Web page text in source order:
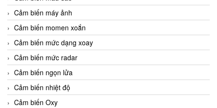
Cảm biến máy ảnh
Cảm biến momen xoắn
Cảm biến mức dạng xoay
Cảm biến mức radar
Cảm biến ngọn lửa
Cảm biến nhiệt độ
Cảm biến Oxy